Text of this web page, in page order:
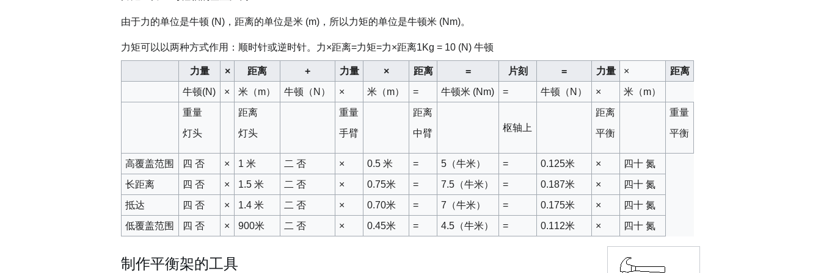
由于力的单位是牛顿 (N)，距离的单位是米 (m)，所以力矩的单位是牛顿米 (Nm)。
力矩可以以两种方式作用：顺时针或逆时针。力×距离=力矩=力×距离1Kg = 10 (N) 牛顿
力量 × 距离 + 力量 × 距离 = 片刻 = 力量 ×
距离
牛顿(N)
× 米（m） 牛顿（N） × 米（m） = 牛顿米 (Nm) = 牛顿（N） ×
米（m）
重量
灯头
距离
灯头
重量
手臂
距离
中臂
枢轴上
距离
平衡
重量
平衡
高覆盖范围 四 否 × 1 米 二 否 × 0.5 米 = 5（牛米） = 0.125米 ×
四十 氮
长距离
四 否 × 1.5 米 二 否 × 0.75米 = 7.5（牛米） = 0.187米 ×
四十 氮
抵达
四 否 × 1.4 米 二 否 × 0.70米 = 7（牛米） = 0.175米 ×
四十 氮
低覆盖范围
四 否 × 900米 二 否 × 0.45米 = 4.5（牛米） = 0.112米 × 四十 氮
制作平衡架的工具